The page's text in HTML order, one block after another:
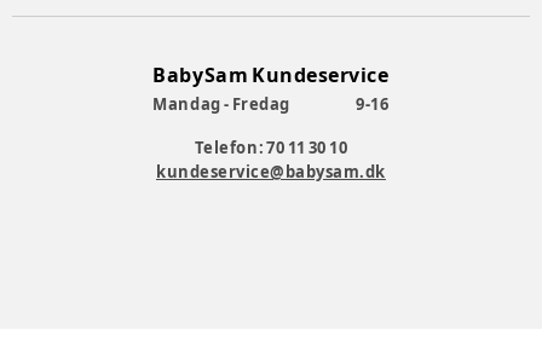
BabySam Kundeservice
Mandag - Fredag
9-16
Telefon: 70 11 30 10
kundeservice@babysam.dk